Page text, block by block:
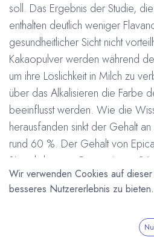
soll. Das Ergebnis der Studie,
enthalten deutlich weniger
gesundheitlicher Sicht nicht
Kakaopulver werden während
um ihre Löslichkeit in Milch zu
über das Alkalisieren die Farbe
beeinflusst werden. Wie die
herausfanden sinkt der Gehalt
rund 60 %. Der Gehalt von
% und der von Quercetin um 86
messen, wurden 10 Chargen
auf einen pH Wert von 7,2
Veröffentlicht April 2008, doi:
Wir verwenden Cookies auf
besseres Nutzererlebnis zu bieten.